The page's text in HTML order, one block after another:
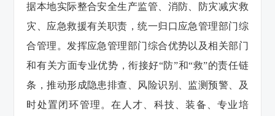
据本地实际整合安全生产监管、消防、防灾减灾救
灾、应急救援有关职责，统一归口应急管理部门综
合管理。发挥应急管理部门综合优势以及相关部门
和有关方面专业优势，衔接好“防”和“救”的责任链
条，推动形成隐患排查、风险识别、监测预警、及
时处置闭环管理。在人才、科技、装备、专业培